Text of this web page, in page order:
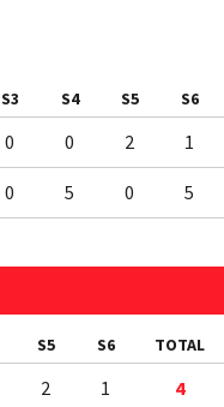
S3 S4 S5 S6
0 0 2 1
0 5 0 5
S5 S6 TOTAL
2 1 4